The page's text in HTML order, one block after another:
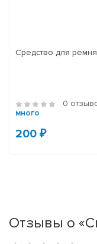
Средство для
0
много
200 ₽
Отзывы о